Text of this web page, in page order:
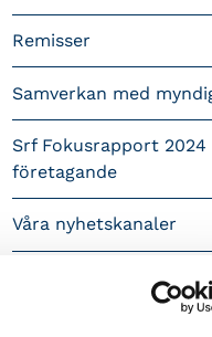
Remisser
Samverkan med
Srf Fokusrapport
företagande
Våra nyhetskanaler
Tidningen Konsulten